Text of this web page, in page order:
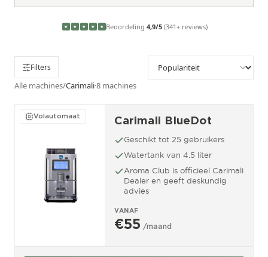
★ ★ ★ ★ ★ Beoordeling 4,9/5(341+ reviews)
Filters
Alle machines/Carimali·8 machines
Volautomaat Carimali BlueDot
Geschikt tot 25 gebruikers
Watertank van 4.5 liter
Aroma Club is officieel Carimali
Dealer en geeft deskundig
advies
VANAF
€55 /maand